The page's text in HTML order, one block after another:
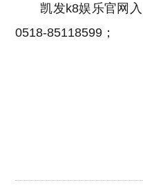
凯发k8娱乐官网
0518-85118599；